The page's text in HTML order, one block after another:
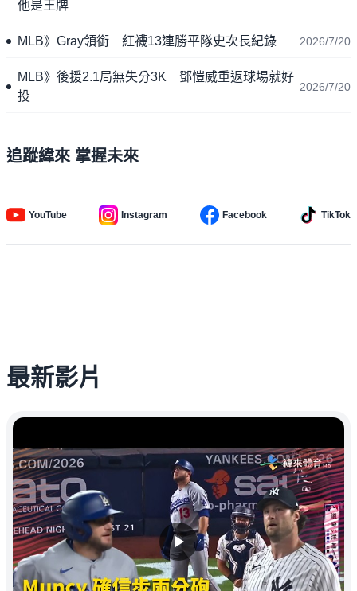
他是王牌
MLB》Gray領銜 紅襪13連勝平隊史次長紀錄 2026/7/20
MLB》後援2.1局無失分3K 鄧愷威重返球場就好
投
2026/7/20
追蹤緯來 掌握未來
YouTube Instagram Facebook TikTok
最新影片